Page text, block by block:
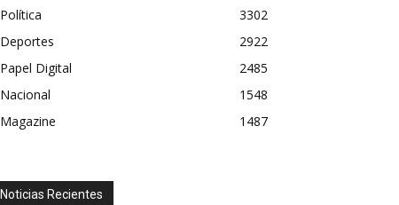
Política
3302
Deportes
2922
Papel Digital
2485
Nacional
1548
Magazine
1487
Noticias Recientes